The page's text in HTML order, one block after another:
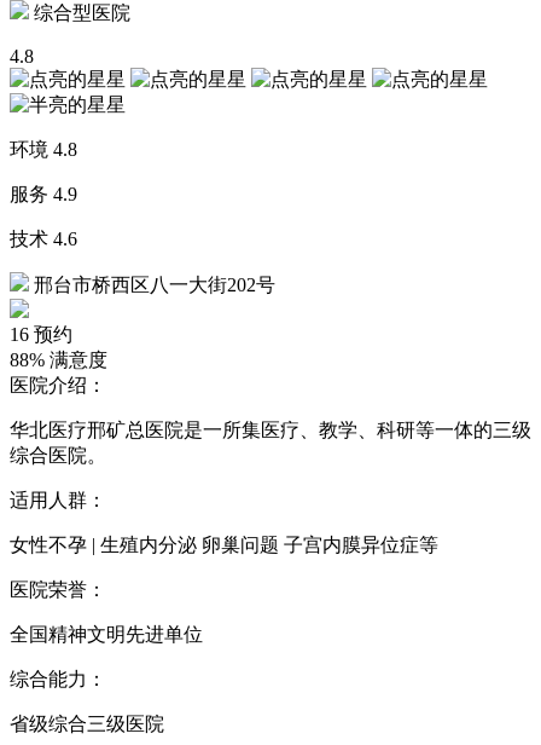
综合型医院
4.8
环境 4.8
服务 4.9
技术 4.6
邢台市桥西区八一大街202号
16 预约
88% 满意度
医院介绍：
华北医疗邢矿总医院是一所集医疗、教学、科研等一体的三级
综合医院。
适用人群：
女性不孕 | 生殖内分泌 卵巢问题 子宫内膜异位症等
医院荣誉：
全国精神文明先进单位
综合能力：
省级综合三级医院